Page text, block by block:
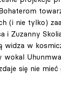
(i nie tylko)
i Zuzanny
widza w
wokal
się nie mieć